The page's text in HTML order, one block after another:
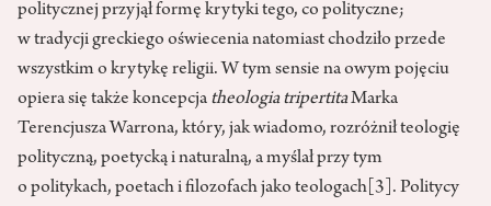
politycznej przyjął formę krytyki tego, co polityczne;
w tradycji greckiego oświecenia natomiast chodziło przede
wszystkim o krytykę religii. W tym sensie na owym pojęciu
opiera się także koncepcja theologia tripertitaMarka
Terencjusza Warrona, który, jak wiadomo, rozróżnił teologię
polityczną, poetycką i naturalną, a myślał przy tym
o politykach, poetach i filozofach jako teologach [3] . Politycy